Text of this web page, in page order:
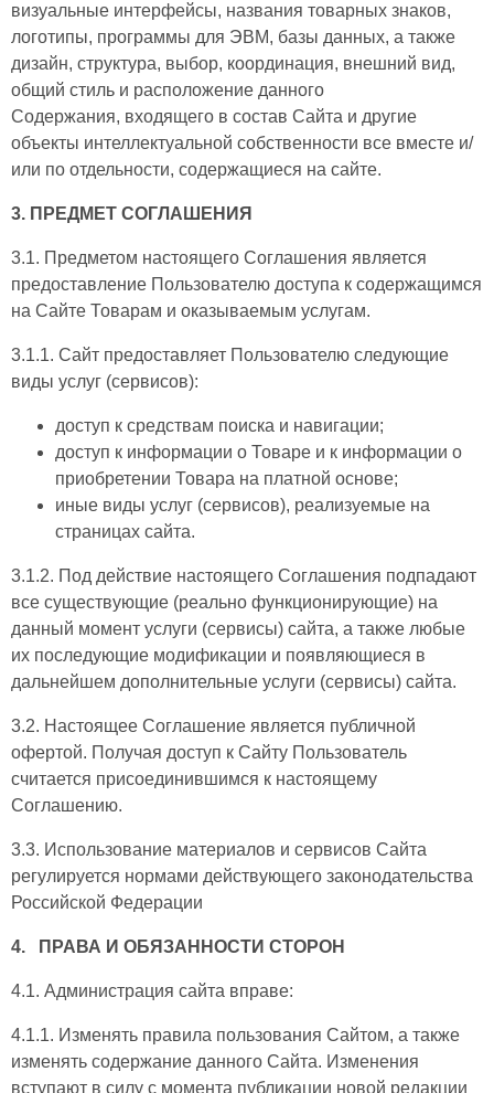
визуальные интерфейсы, названия товарных знаков,
логотипы, программы для ЭВМ, базы данных, а также
дизайн, структура, выбор, координация, внешний вид,
общий стиль и расположение данного
Содержания, входящего в состав Сайта и другие
объекты интеллектуальной собственности все вместе и/
или по отдельности, содержащиеся на сайте.
3. ПРЕДМЕТ СОГЛАШЕНИЯ
3.1. Предметом настоящего Соглашения является
предоставление Пользователю доступа к содержащимся
на Сайте Товарам и оказываемым услугам.
3.1.1. Сайт предоставляет Пользователю следующие
виды услуг (сервисов):
доступ к средствам поиска и навигации;
доступ к информации о Товаре и к информации о
приобретении Товара на платной основе;
иные виды услуг (сервисов), реализуемые на
страницах сайта.
3.1.2. Под действие настоящего Соглашения подпадают
все существующие (реально функционирующие) на
данный момент услуги (сервисы) сайта, а также любые
их последующие модификации и появляющиеся в
дальнейшем дополнительные услуги (сервисы) сайта.
3.2. Настоящее Соглашение является публичной
офертой. Получая доступ к Сайту Пользователь
считается присоединившимся к настоящему
Соглашению.
3.3. Использование материалов и сервисов Сайта
регулируется нормами действующего законодательства
Российской Федерации
4. ПРАВА И ОБЯЗАННОСТИ СТОРОН
4.1. Администрация сайта вправе:
4.1.1. Изменять правила пользования Сайтом, а также
изменять содержание данного Сайта. Изменения
вступают в силу с момента публикации новой редакции